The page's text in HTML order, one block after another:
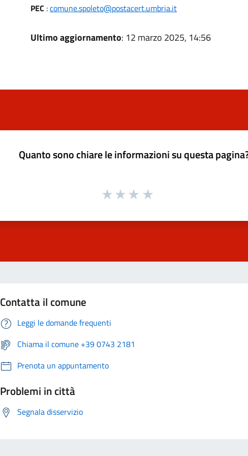
PEC :comune.spoleto@postacert.umbria.it
Ultimo aggiornamento: 12 marzo 2025, 14:56
Quanto sono chiare le informazioni su questa
Contatta il comune
Leggi le domande frequenti
Chiama il comune +39 0743 2181
Prenota un appuntamento
Problemi in città
Segnala disservizio